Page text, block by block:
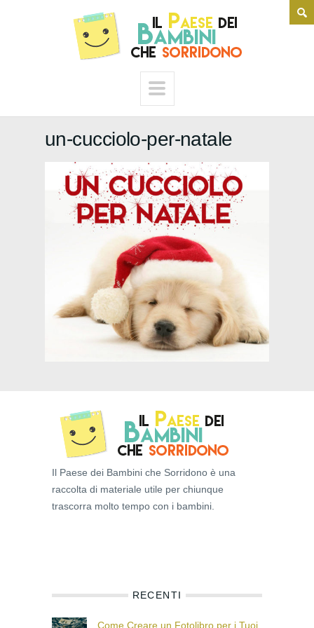
un-cucciolo-per-natale
Il Paese dei Bambini che Sorridono è una
raccolta di materiale utile per chiunque
trascorra molto tempo con i bambini.
RECENTI
Come Creare un Fotolibro per i Tuoi